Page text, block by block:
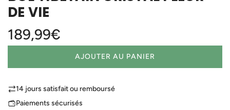
DE VIE
Prix
189,99€
AJOUTER AU PANIER
C
14 jours satisfait ou remboursé
Paiements sécurisés